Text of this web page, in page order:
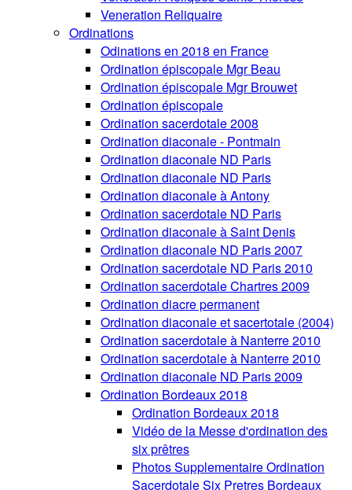
Veneration Reliquaire
Ordinations
Odinations en 2018 en France
Ordination épiscopale Mgr Beau
Ordination épiscopale Mgr Brouwet
Ordination épiscopale
Ordination sacerdotale 2008
Ordination diaconale - Pontmain
Ordination diaconale ND Paris
Ordination diaconale ND Paris
Ordination diaconale à Antony
Ordination sacerdotale ND Paris
Ordination diaconale à Saint Denis
Ordination diaconale ND Paris 2007
Ordination sacerdotale ND Paris 2010
Ordination sacerdotale Chartres 2009
Ordination diacre permanent
Ordination diaconale et sacertotale (2004)
Ordination sacerdotale à Nanterre 2010
Ordination sacerdotale à Nanterre 2010
Ordination diaconale ND Paris 2009
Ordination Bordeaux 2018
Ordination Bordeaux 2018
Vidéo de la Messe d'ordination des
six prêtres
Photos Supplementaire Ordination
Sacerdotale Six Pretres Bordeaux